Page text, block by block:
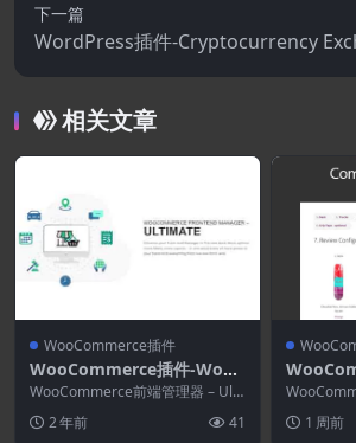
下一篇
WordPress插件-Cryptocurrency
es List Pro 2.9.0
相关文章
WooCommerce插件
WooCommerce插件-WooC
ommerce Frontend Mana
ger–Ultimate 6.7.5
WooCommerce前端管理器 – Ulti
2 年前 41
osite
mmerce
merce产
解决...1 周前